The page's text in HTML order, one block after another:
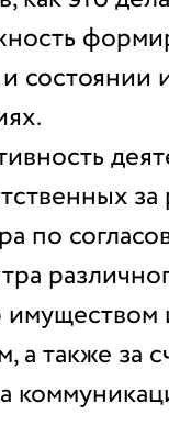
состоянии
по
а также за